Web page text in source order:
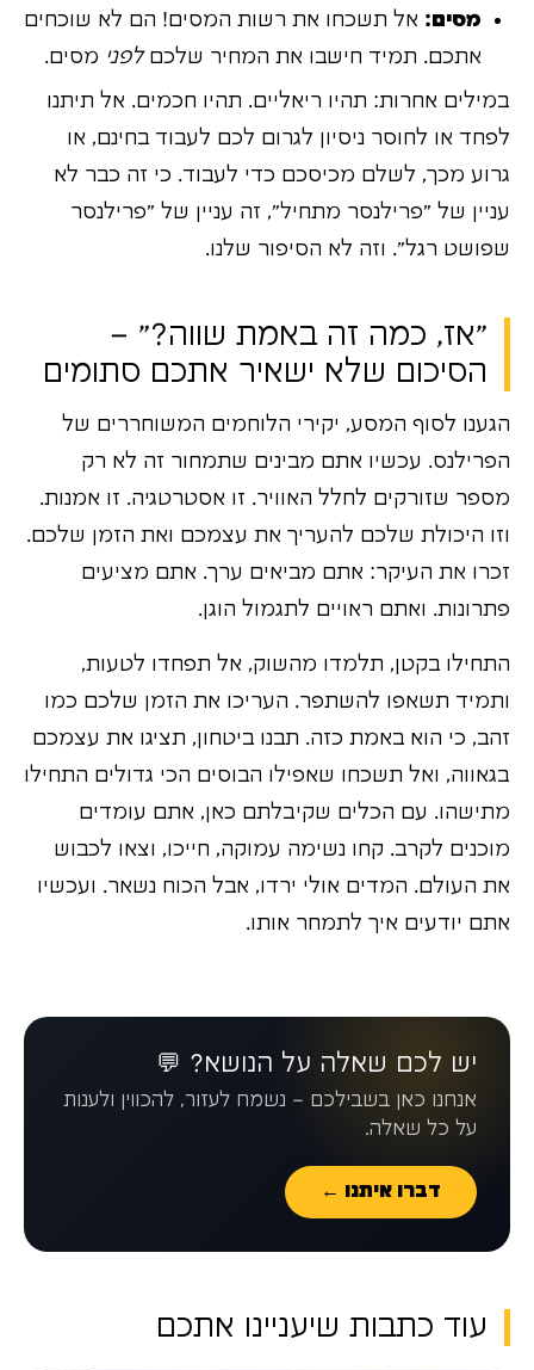
מסים: אל תשכחו את רשות המסים! הם לא שוכחים
אתכם. תמיד חישבו את המחיר שלכםלפני מסים.
במילים אחרות: תהיו ריאליים. תהיו חכמים. אל תיתנו
לפחד או לחוסר ניסיון לגרום לכם לעבוד בחינם, או
גרוע מכך, לשלם מכיסכם כדי לעבוד. כי זה כבר לא
עניין של "פרילנסר מתחיל", זה עניין של "פרילנסר
שפושט רגל". וזה לא הסיפור שלנו.
"אז, כמה זה באמת שווה?" –
הסיכום שלא ישאיר אתכם סתומים
הגענו לסוף המסע, יקירי הלוחמים המשוחררים של
הפרילנס. עכשיו אתם מבינים שתמחור זה לא רק
מספר שזורקים לחלל האוויר. זו אסטרטגיה. זו אמנות.
וזו היכולת שלכם להעריך את עצמכם ואת הזמן שלכם.
זכרו את העיקר: אתם מביאים ערך. אתם מציעים
פתרונות. ואתם ראויים לתגמול הוגן.
התחילו בקטן, תלמדו מהשוק, אל תפחדו לטעות,
ותמיד תשאפו להשתפר. העריכו את הזמן שלכם כמו
זהב, כי הוא באמת כזה. תבנו ביטחון, תציגו את עצמכם
בגאווה, ואל תשכחו שאפילו הבוסים הכי גדולים התחילו
מתישהו. עם הכלים שקיבלתם כאן, אתם עומדים
מוכנים לקרב. קחו נשימה עמוקה, חייכו, וצאו לכבוש
את העולם. המדים אולי ירדו, אבל הכוח נשאר. ועכשיו
אתם יודעים איך לתמחר אותו.
יש לכם שאלה על הנושא? 💬
אנחנו כאן בשבילכם – נשמח לעזור, להכווין ולענות
על כל שאלה.
דברו איתנו ←
עוד כתבות שיעניינו אתכם